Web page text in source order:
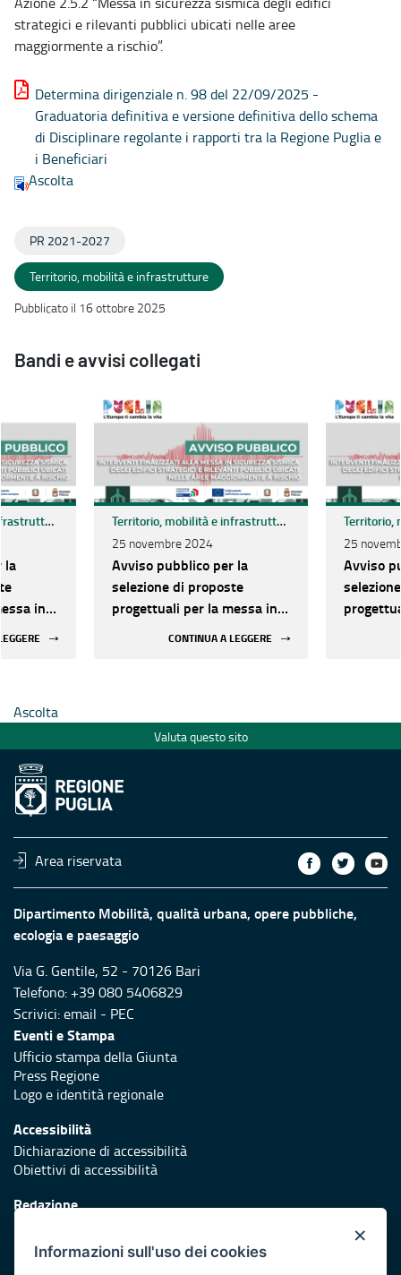
strategici e rilevanti pubblici ubicati nelle aree
maggiormente a rischio”.
Determina dirigenziale n. 98 del 22/09/2025 -
Graduatoria definitiva e versione definitiva dello schema
di Disciplinare regolante i rapporti tra la Regione Puglia e
i Beneficiari
Ascolta
PR 2021-2027
Territorio, mobilità e infrastrutture
Pubblicato il 16 ottobre 2025
Bandi e avvisi collegati
Territorio, mobilità e infrastrutture
la
in
Territorio, mobilità e infrastrutture
25 novembre 2024
Avviso pubblico per la
selezione di proposte
progettuali per la messa in
CONTINUA A LEGGERE
25
Avviso
Ascolta
Valuta questo sito
Area riservata
Dipartimento Mobilità, qualità urbana, opere pubbliche,
ecologia e paesaggio
Via G. Gentile, 52 - 70126 Bari
Telefono: +39 080 5406829
Scrivici:email - PEC
Eventi e Stampa
Ufficio stampa della Giunta
Press Regione
Logo e identità regionale
Accessibilità
Dichiarazione di accessibilità
Obiettivi di accessibilità
Redazione
Protezione civile
×
Informazioni sull'uso dei cookies